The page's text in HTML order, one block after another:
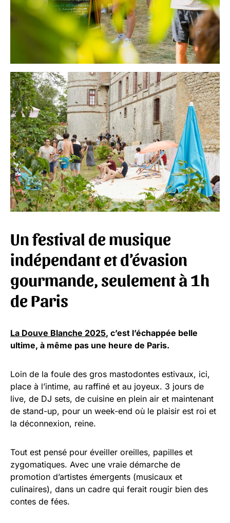
Un festival de musique
indépendant et d’évasion
gourmande, seulement à 1h
de Paris
La Douve Blanche 2025, c’est l’échappée belle
ultime, à même pas une heure de Paris.
Loin de la foule des gros mastodontes estivaux, ici,
place à l’intime, au raffiné et au joyeux. 3 jours de
live, de DJ sets, de cuisine en plein air et maintenant
de stand-up, pour un week-end où le plaisir est roi et
la déconnexion, reine.
Tout est pensé pour éveiller oreilles, papilles et
zygomatiques. Avec une vraie démarche de
promotion d’artistes émergents (musicaux et
culinaires), dans un cadre qui ferait rougir bien des
contes de fées.